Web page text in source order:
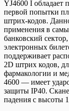
YJ4600 I обладает
первой попытки
штрих-кодов.
применения в
банковский
электронных
поддерживает
2D штрих кодов,
фармакологии и
4600 — имеет
защиты IP40.
падения с высоты